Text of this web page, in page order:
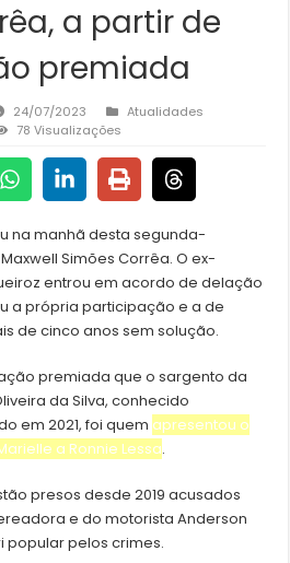
a partir de
premiada
24/07/2023
Atualidades
78 Visualizações
na manhã desta segunda-
Simões Corrêa. O ex-
entrou em acordo de delação
a própria participação e a de
de cinco anos sem solução.
premiada que o sargento da
da Silva, conhecido
em 2021, foi quem apresentou o
a Ronnie Lessa.
presos desde 2019 acusados
e do motorista Anderson
popular pelos crimes.